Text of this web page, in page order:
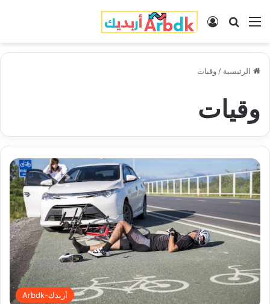
القائمة بحث عنتسجيل الدخول
الرئيسية / وقيات
وقيات
أربدك-Arbdk